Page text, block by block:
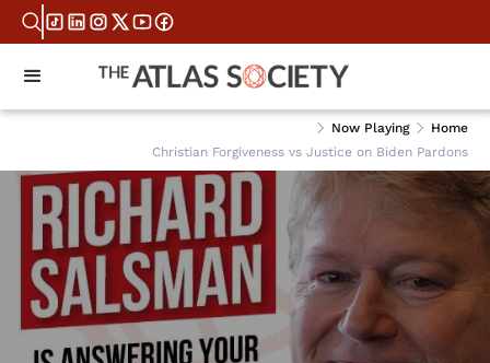
Home
Now Playing
Christian Forgiveness vs Justice on Biden Pardons